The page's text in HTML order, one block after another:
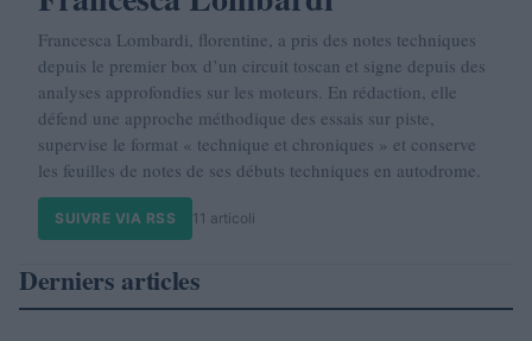
Francesca Lombardi, florentine, a pris des notes techniques
depuis le premier box d’un circuit toscan et signe depuis des
analyses approfondies sur les moteurs. En rédaction, elle
défend une approche méthodique des essais sur piste,
supervise le format « technique et chroniques » et conserve
les feuilles de notes de ses débuts techniques en autodrome.
SUIVRE VIA RSS 11 articoli
Derniers articles